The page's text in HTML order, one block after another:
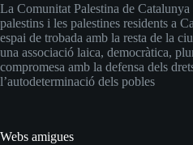
La Comunitat Palestina de Catalunya
palestins i les palestines residents a
espai de trobada amb la resta de la
una associació laica, democràtica,
compromesa amb la defensa dels
l’autodeterminació dels pobles
Webs amigues